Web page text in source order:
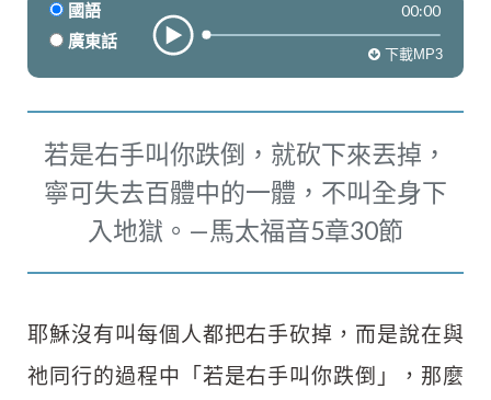
國語
廣東話
00:00
下載MP3
若是右手叫你跌倒，就砍下來丟掉，
寧可失去百體中的一體，不叫全身下
入地獄。—馬太福音5章30節
耶穌沒有叫每個人都把右手砍掉，而是說在與
祂同行的過程中「若是右手叫你跌倒」，那麼